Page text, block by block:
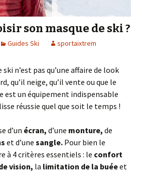
son masque de ski ?
Guides Ski sportaixtrem
n’est pas qu’une affaire de look
qu’il neige, qu’il vente ou que le
est un équipement indispensable
réussie quel que soit le temps !
d’un écran, d’une monture, de
et d’une sangle. Pour bien le
à 4 critères essentiels : le confort
vision, la limitation de la buéeet